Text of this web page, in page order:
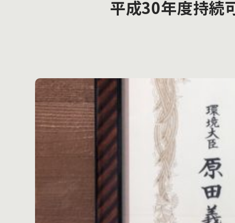
平成30年度持続